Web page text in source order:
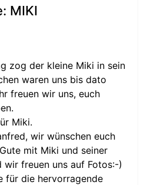
MIKI
zog der kleine Miki in sein
waren uns bis dato
freuen wir uns, euch
Miki.
wir wünschen euch
mit Miki und seiner
wir freuen uns auf Fotos:-)
für die hervorragende